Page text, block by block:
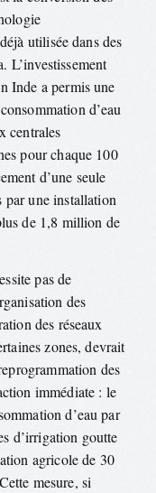
utilisée dans des
L’investissement
Inde a permis une
d’eau
centrales
pour chaque 100
d’une seule
par une installation
de 1,8 million de
pas de
des
des réseaux
zones, devrait
des
immédiate : le
d’eau par
d’irrigation goutte
agricole de 30
mesure, si